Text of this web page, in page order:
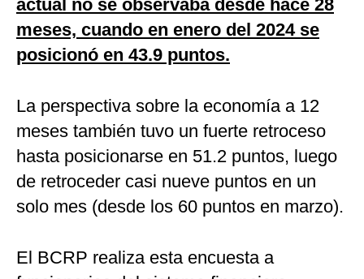
actual no se observaba desde hace 28
meses, cuando en enero del 2024 se
posicionó en 43.9 puntos.
La perspectiva sobre la economía a 12
meses también tuvo un fuerte retroceso
hasta posicionarse en 51.2 puntos, luego
de retroceder casi nueve puntos en un
solo mes (desde los 60 puntos en marzo).
El BCRP realiza esta encuesta a